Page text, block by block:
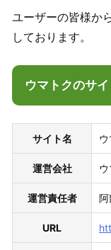
ユーザーの皆様か
しております。
ウマトクのサ
サイト名 ウ
運営会社
運営責任者 阿
URL